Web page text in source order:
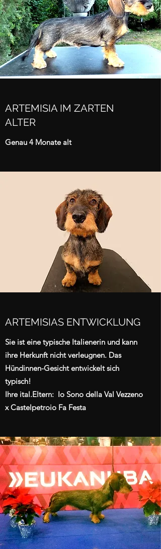
ARTEMISIA IM ZARTEN
ALTER
Genau 4 Monate alt
ARTEMISIAS ENTWICKLUNG
Sie ist eine typische Italienerin und kann
ihre Herkunft nicht verleugnen. Das
Hündinnen-Gesicht entwickelt sich
typisch!
Ihre ital.Eltern: Io Sono della Val Vezzeno
x Castelpetroio Fa Festa